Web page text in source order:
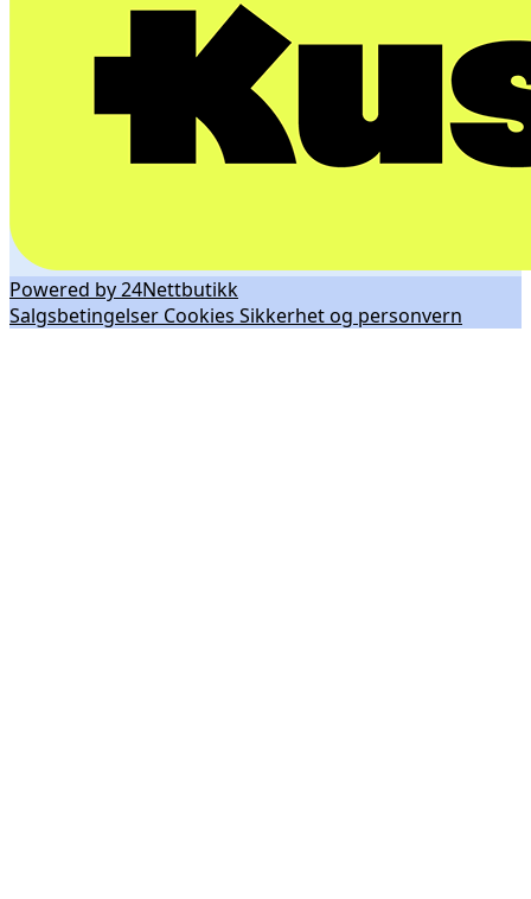
Powered by 24Nettbutikk
Salgsbetingelser Cookies Sikkerhet og personvern